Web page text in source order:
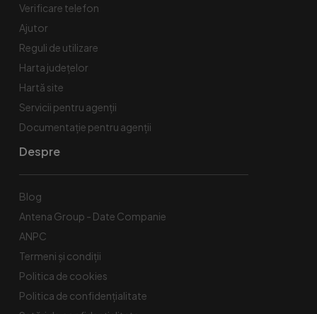
Verificare telefon
Ajutor
Reguli de utilizare
Harta județelor
Hartă site
Servicii pentru agenții
Documentație pentru agenții
Despre
Blog
Antena Group - Date Companie
ANPC
Termeni și condiții
Politica de cookies
Politica de confidențialitate